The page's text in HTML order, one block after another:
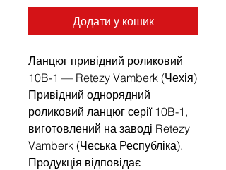
Додати у кошик
Ланцюг привідний роликовий
10B-1 — Retezy Vamberk (Чехія)
Привідний однорядний
роликовий ланцюг серії 10B-1,
виготовлений на заводі Retezy
Vamberk (Чеська Республіка).
Продукція відповідає